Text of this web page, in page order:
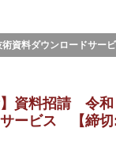
術資料ダウンロードサー
】資料招請 令
ービス 【締